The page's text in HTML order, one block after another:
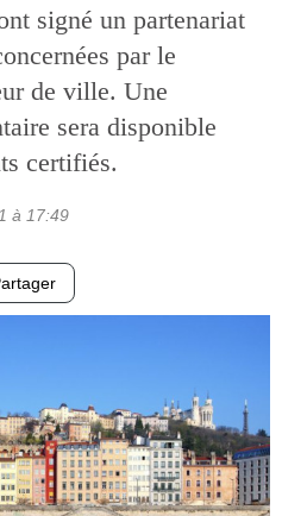
signé un partenariat
par le
de ville. Une
sera disponible
certifiés.
à 17:49